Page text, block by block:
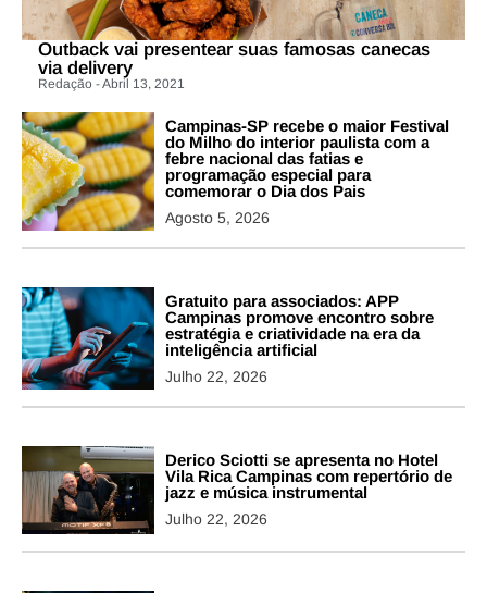
Outback vai presentear suas famosas canecas
via delivery
Redação - Abril 13, 2021
Campinas-SP recebe o maior Festival
do Milho do interior paulista com a
febre nacional das fatias e
programação especial para
comemorar o Dia dos Pais
Agosto 5, 2026
Gratuito para associados: APP
Campinas promove encontro sobre
estratégia e criatividade na era da
inteligência artificial
Julho 22, 2026
Derico Sciotti se apresenta no Hotel
Vila Rica Campinas com repertório de
jazz e música instrumental
Julho 22, 2026